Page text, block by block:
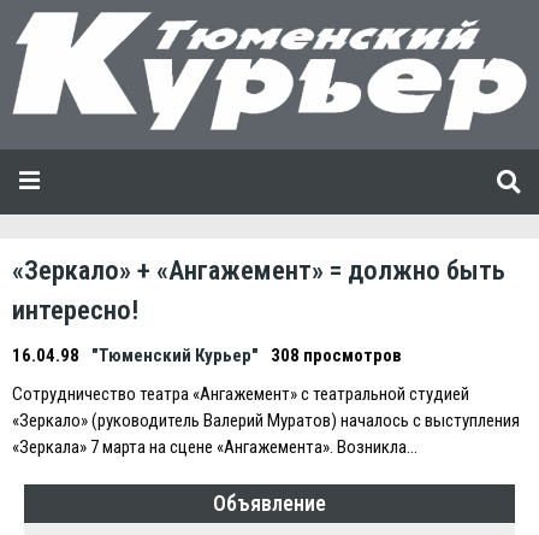
«Зеркало» + «Ангажемент» = должно быть
интересно!
16.04.98 "Тюменский Курьер"
308 просмотров
Сотрудничество театра «Ангажемент» с театральной студией
«Зеркало» (руководитель Валерий Муратов) началось с выступления
«Зеркала» 7 марта на сцене «Ангажемента». Возникла…
Объявление